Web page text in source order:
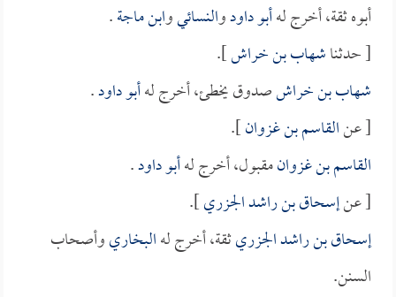
أبوه ثقة، أخرج لهأبو داودوالنسائيوابن ماجة.
[ حدثناشهاب بن خراش].
شهاب بن خراشصدوق يخطئ، أخرج لهأبو داود.
[ عنالقاسم بن غزوان].
القاسم بن غزوانمقبول، أخرج لهأبو داود.
[ عنإسحاق بن راشد الجزري].
إسحاق بن راشد الجزريثقة، أخرج لهالبخاريوأصحاب
السنن.